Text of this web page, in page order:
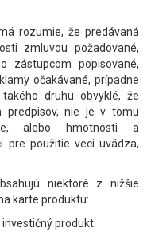
rozumie, že predávaná
zmluvou požadované,
zástupcom popisované,
očakávané, prípadne
druhu obvyklé, že
predpisov, nie je v tomu
alebo hmotnosti a
pre použitie veci uvádza,
niektoré z nižšie
karte produktu:
investičný produkt